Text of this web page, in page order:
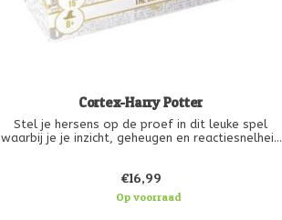
Cortex-Harry Potter
Stel je hersens op de proef in dit leuke spel
waarbij je je inzicht, geheugen en reactiesnelheid
capaciteiten van de hersenen zoals de
spreukenstrijd, de un
€16,99
Op voorraad